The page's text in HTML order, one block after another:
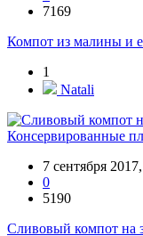
7169
Компот из малины и
1
Natali
Консервированные
7 сентября
0
5190
Сливовый компот на